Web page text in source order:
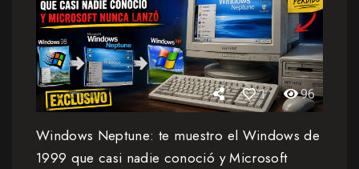
1 96
Windows Neptune: te muestro el Windows de
1999 que casi nadie conoció y Microsoft